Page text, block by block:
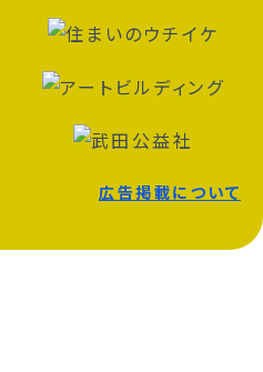
広告掲載について